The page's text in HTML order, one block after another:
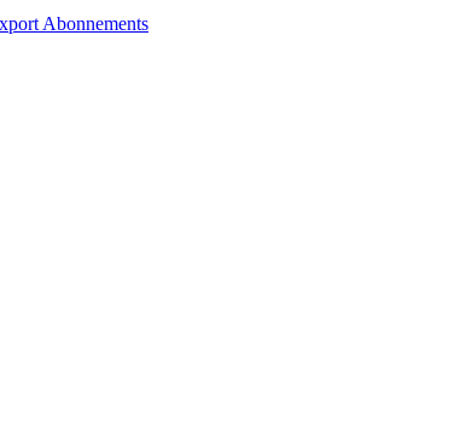
Abonnements